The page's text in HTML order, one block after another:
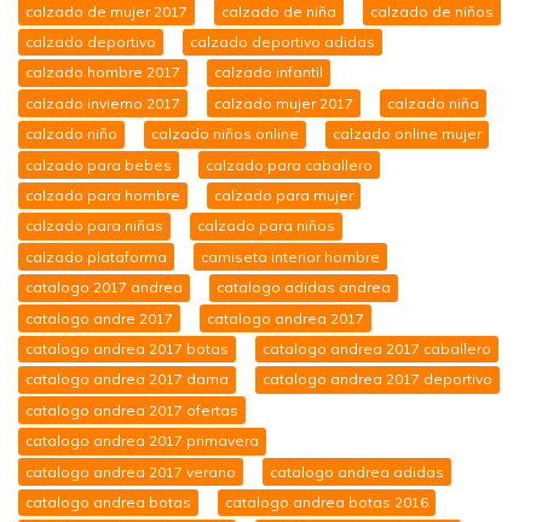
calzado de mujer 2017
calzado de niña
calzado de niños
calzado deportivo
calzado deportivo adidas
calzado hombre 2017
calzado infantil
calzado invierno 2017
calzado mujer 2017
calzado niña
calzado niño
calzado niños online
calzado online mujer
calzado para bebes
calzado para caballero
calzado para hombre
calzado para mujer
calzado para niñas
calzado para niños
calzado plataforma
camiseta interior hombre
catalogo 2017 andrea
catalogo adidas andrea
catalogo andre 2017
catalogo andrea 2017
catalogo andrea 2017 botas
catalogo andrea 2017 caballero
catalogo andrea 2017 dama
catalogo andrea 2017 deportivo
catalogo andrea 2017 ofertas
catalogo andrea 2017 primavera
catalogo andrea 2017 verano
catalogo andrea adidas
catalogo andrea botas
catalogo andrea botas 2016